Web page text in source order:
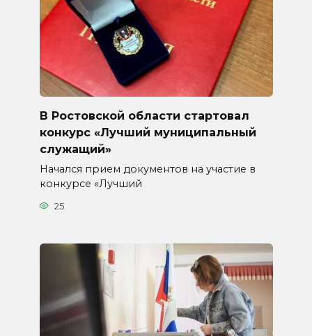
В Ростовской области стартовал
конкурс «Лучший муниципальный
служащий»
Начался прием документов на участие в
конкурсе «Лучший
25